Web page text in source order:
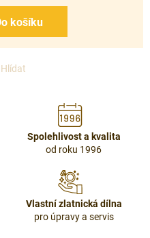
Hlídat
Spolehlivost a kvalita
od roku 1996
Vlastní zlatnická dílna
pro úpravy a servis